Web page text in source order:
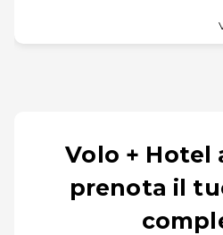
Volo + Hotel
prenota il